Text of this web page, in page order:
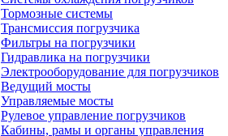
Тормозные системы
Трансмиссия погрузчика
Фильтры на погрузчики
Гидравлика на погрузчики
Электрооборудование для погрузчиков
Ведущий мосты
Управляемые мосты
Рулевое управление погрузчиков
Кабины, рамы и органы управления